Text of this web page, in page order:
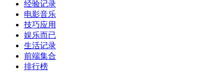
经验记录
电影音乐
技巧应用
娱乐而已
生活记录
前端集合
排行榜